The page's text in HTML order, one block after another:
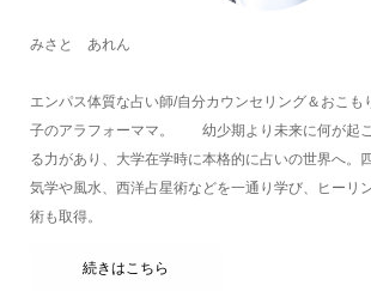
みさと あれん
エンパス体質な占い師/自分カウンセリング＆おこも
子のアラフォーママ。 幼少期より未来に何が起
る力があり、大学在学時に本格的に占いの世界へ。
気学や風水、西洋占星術などを一通り学び、ヒーリ
術も取得。
続きはこちら